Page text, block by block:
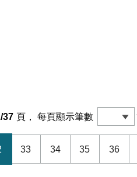
37 頁， 每頁顯示筆數
33 34 35 36